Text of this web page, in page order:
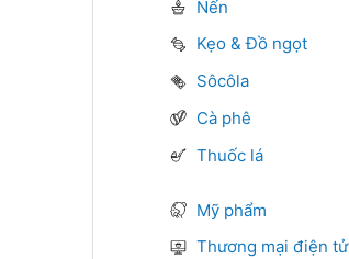
Nến
Kẹo & Đồ ngọt
Sôcôla
Cà phê
Thuốc lá
Mỹ phẩm
Thương mại điện tử